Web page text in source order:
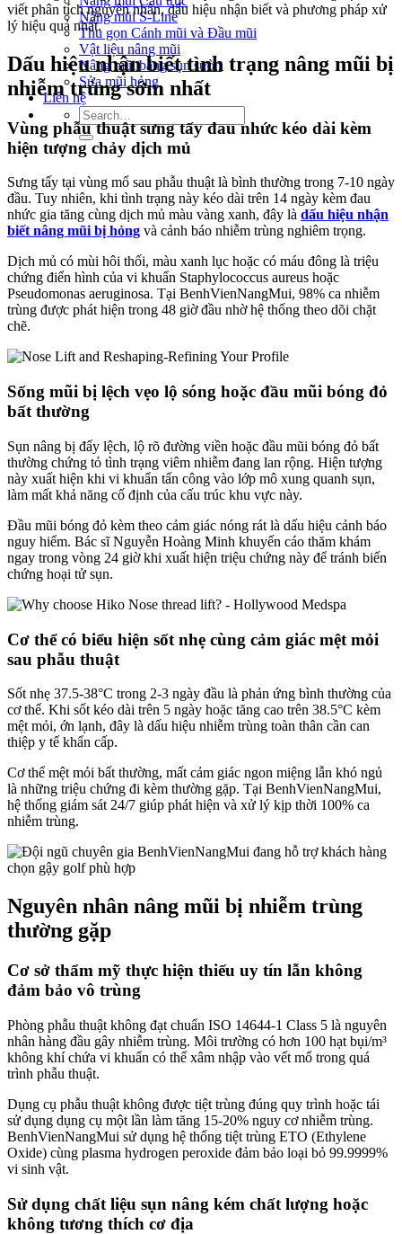
Nâng mũi S-Line
Thu gọn Cánh mũi và Đầu mũi
Vật liệu nâng mũi
Nâng mũi bằng sụn sườn
Sửa mũi hỏng
Liên hệ
viết phân tích nguyên nhân, dấu hiệu nhận biết và phương pháp xử
lý hiệu quả nhất.
Dấu hiệu nhận biết tình trạng nâng mũi bị
nhiễm trùng sớm nhất
Vùng phẫu thuật sưng tấy đau nhức kéo dài kèm
hiện tượng chảy dịch mủ
Sưng tấy tại vùng mổ sau phẫu thuật là bình thường trong 7-10 ngày
đầu. Tuy nhiên, khi tình trạng này kéo dài trên 14 ngày kèm đau
nhức gia tăng cùng dịch mủ màu vàng xanh, đây là dấu hiệu nhận
biết nâng mũi bị hỏng và cảnh báo nhiễm trùng nghiêm trọng.
Dịch mủ có mùi hôi thối, màu xanh lục hoặc có máu đông là triệu
chứng điển hình của vi khuẩn Staphylococcus aureus hoặc
Pseudomonas aeruginosa. Tại BenhVienNangMui, 98% ca nhiễm
trùng được phát hiện trong 48 giờ đầu nhờ hệ thống theo dõi chặt
chẽ.
Sống mũi bị lệch vẹo lộ sóng hoặc đầu mũi bóng đỏ
bất thường
Sụn nâng bị đẩy lệch, lộ rõ đường viền hoặc đầu mũi bóng đỏ bất
thường chứng tỏ tình trạng viêm nhiễm đang lan rộng. Hiện tượng
này xuất hiện khi vi khuẩn tấn công vào lớp mô xung quanh sụn,
làm mất khả năng cố định của cấu trúc khu vực này.
Đầu mũi bóng đỏ kèm theo cảm giác nóng rát là dấu hiệu cảnh báo
nguy hiểm. Bác sĩ Nguyễn Hoàng Minh khuyến cáo thăm khám
ngay trong vòng 24 giờ khi xuất hiện triệu chứng này để tránh biến
chứng hoại tử sụn.
Cơ thể có biểu hiện sốt nhẹ cùng cảm giác mệt mỏi
sau phẫu thuật
Sốt nhẹ 37.5-38°C trong 2-3 ngày đầu là phản ứng bình thường của
cơ thể. Khi sốt kéo dài trên 5 ngày hoặc tăng cao trên 38.5°C kèm
mệt mỏi, ớn lạnh, đây là dấu hiệu nhiễm trùng toàn thân cần can
thiệp y tế khẩn cấp.
Cơ thể mệt mỏi bất thường, mất cảm giác ngon miệng lẫn khó ngủ
là những triệu chứng đi kèm thường gặp. Tại BenhVienNangMui,
hệ thống giám sát 24/7 giúp phát hiện và xử lý kịp thời 100% ca
nhiễm trùng.
Nguyên nhân nâng mũi bị nhiễm trùng
thường gặp
Cơ sở thẩm mỹ thực hiện thiếu uy tín lẫn không
đảm bảo vô trùng
Phòng phẫu thuật không đạt chuẩn ISO 14644-1 Class 5 là nguyên
nhân hàng đầu gây nhiễm trùng. Môi trường có hơn 100 hạt bụi/m³
không khí chứa vi khuẩn có thể xâm nhập vào vết mổ trong quá
trình phẫu thuật.
Dụng cụ phẫu thuật không được tiệt trùng đúng quy trình hoặc tái
sử dụng dụng cụ một lần làm tăng 15-20% nguy cơ nhiễm trùng.
BenhVienNangMui sử dụng hệ thống tiệt trùng ETO (Ethylene
Oxide) cùng plasma hydrogen peroxide đảm bảo loại bỏ 99.9999%
vi sinh vật.
Sử dụng chất liệu sụn nâng kém chất lượng hoặc
không tương thích cơ địa